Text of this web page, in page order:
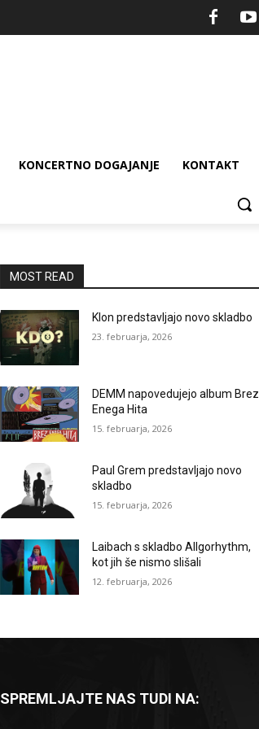
KONCERTNO DOGAJANJE KONTAKT
MOST READ
Klon predstavljajo novo skladbo
23. februarja, 2026
DEMM napovedujejo album Brez
Enega Hita
15. februarja, 2026
Paul Grem predstavljajo novo
skladbo
15. februarja, 2026
Laibach s skladbo Allgorhythm,
kot jih še nismo slišali
12. februarja, 2026
SPREMLJAJTE NAS TUDI NA: